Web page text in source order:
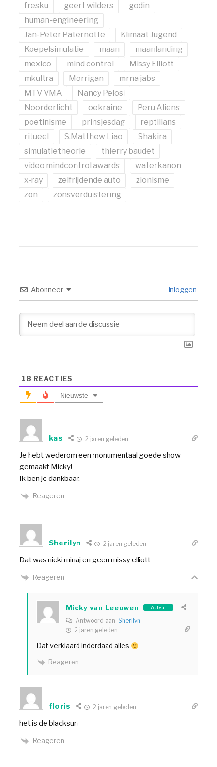
fresku geert wilders
godin
human-engineering
Jan-Peter Paternotte
Klimaat Jugend
Koepelsimulatie
maan
maanlanding
mexico
mind control
Missy Elliott
mkultra
Morrigan
mrna jabs
MTV VMA
Nancy Pelosi
Noorderlicht
oekraine
Peru Aliens
poetinisme
prinsjesdag
reptilians
ritueel
S.Matthew Liao
Shakira
simulatietheorie
thierry baudet
video mindcontrol awards
waterkanon
x-ray
zelfrijdende auto
zionisme
zon
zonsverduistering
Abonneer Inloggen
18 REACTIES
Nieuwste
kas 2 jaren geleden
Je hebt wederom een monumentaal goede show
gemaakt Micky!
Ik ben je dankbaar.
Reageren
Sherilyn 2 jaren geleden
Dat was nicki minaj en geen missy elliott
Reageren
Micky van Leeuwen Auteur
Antwoord aan Sherilyn
2 jaren geleden
Dat verklaard inderdaad alles
Reageren
floris 2 jaren geleden
het is de blacksun
Reageren